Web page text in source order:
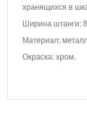
хранящихся в
Ширина штанги:
Материал:
Окраска: хром.